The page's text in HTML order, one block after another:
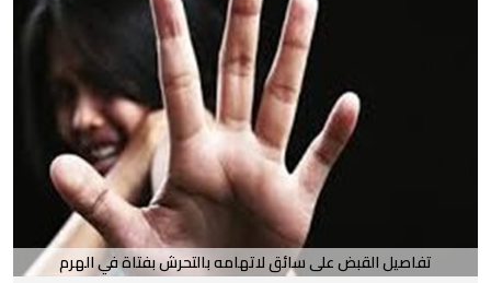
تفاصيل القبض على سائق لاتهامه بالتحرش بفتاة في الهرم